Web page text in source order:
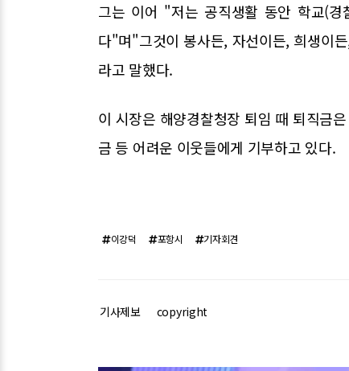
그는 이어 "저는 공직생활 동안 학교(
다"며"그것이 봉사든, 자선이든, 희생이
라고 말했다.
이 시장은 해양경찰청장 퇴임 때 퇴직금
금 등 어려운 이웃들에게 기부하고 있다.
이강덕 포항시 기자회견
기사제보 copyright